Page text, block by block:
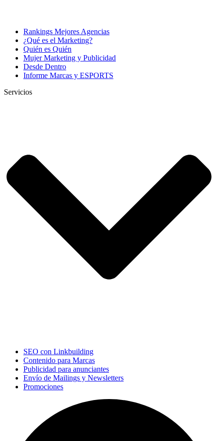
Rankings Mejores Agencias
¿Qué es el Marketing?
Quién es Quién
Mujer Marketing y Publicidad
Desde Dentro
Informe Marcas y ESPORTS
Servicios
SEO con Linkbuilding
Contenido para Marcas
Publicidad para anunciantes
Envío de Mailings y Newsletters
Promociones